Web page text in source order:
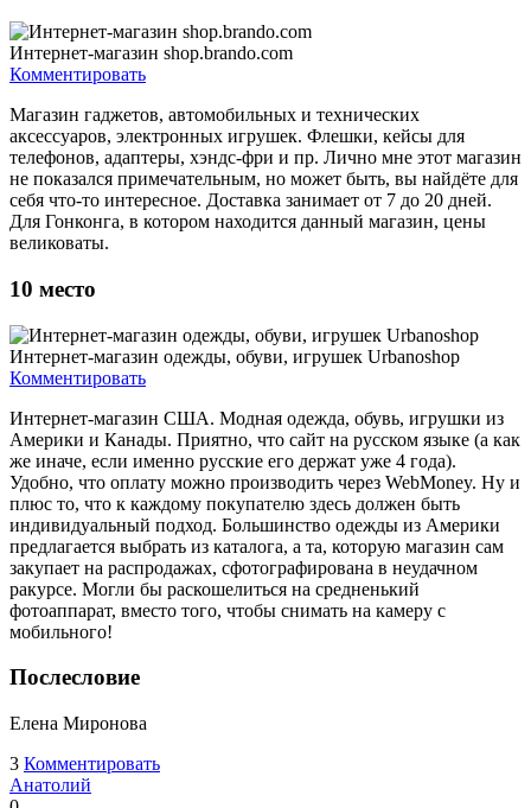
Интернет-магазин shop.brando.com
Комментировать
Магазин гаджетов, автомобильных и технических
аксессуаров, электронных игрушек. Флешки, кейсы для
телефонов, адаптеры, хэндс-фри и пр. Лично мне этот магазин
не показался примечательным, но может быть, вы найдёте для
себя что-то интересное. Доставка занимает от 7 до 20 дней.
Для Гонконга, в котором находится данный магазин, цены
великоваты.
10 место
Интернет-магазин одежды, обуви, игрушек Urbanoshop
Комментировать
Интернет-магазин США. Модная одежда, обувь, игрушки из
Америки и Канады. Приятно, что сайт на русском языке (а как
же иначе, если именно русские его держат уже 4 года).
Удобно, что оплату можно производить через WebMoney. Ну и
плюс то, что к каждому покупателю здесь должен быть
индивидуальный подход. Большинство одежды из Америки
предлагается выбрать из каталога, а та, которую магазин сам
закупает на распродажах, сфотографирована в неудачном
ракурсе. Могли бы раскошелиться на средненький
фотоаппарат, вместо того, чтобы снимать на камеру с
мобильного!
Послесловие
Елена Миронова
3 Комментировать
Анатолий